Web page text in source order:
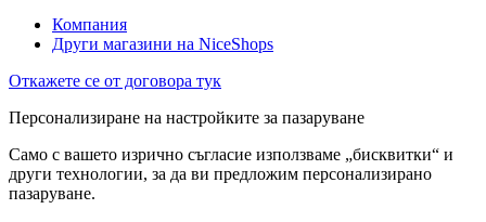
Компания
Други магазини на NiceShops
Откажете се от договора тук
Персонализиране на настройките за пазаруване
Само с вашето изрично съгласие използваме „бисквитки“ и
други технологии, за да ви предложим персонализирано
пазаруване.